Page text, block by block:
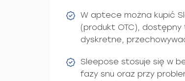
W aptece można kupić
(produkt OTC),
dyskretne,
Sleepose stosuje się w
fazy snu oraz przy